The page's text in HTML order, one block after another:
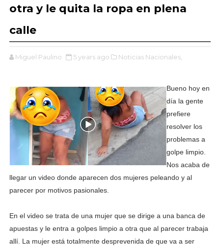
otra y le quita la ropa en plena
calle
Miguel Paulino 5 years ago Noticias Nacionales,
Bueno hoy en
día la gente
prefiere
resolver los
problemas a
golpe limpio.
Nos acaba de
llegar un video donde aparecen dos mujeres peleando y al
parecer por motivos pasionales.
En el video se trata de una mujer que se dirige a una banca de
apuestas y le entra a golpes limpio a otra que al parecer trabaja
allí. La mujer está totalmente desprevenida de que va a ser